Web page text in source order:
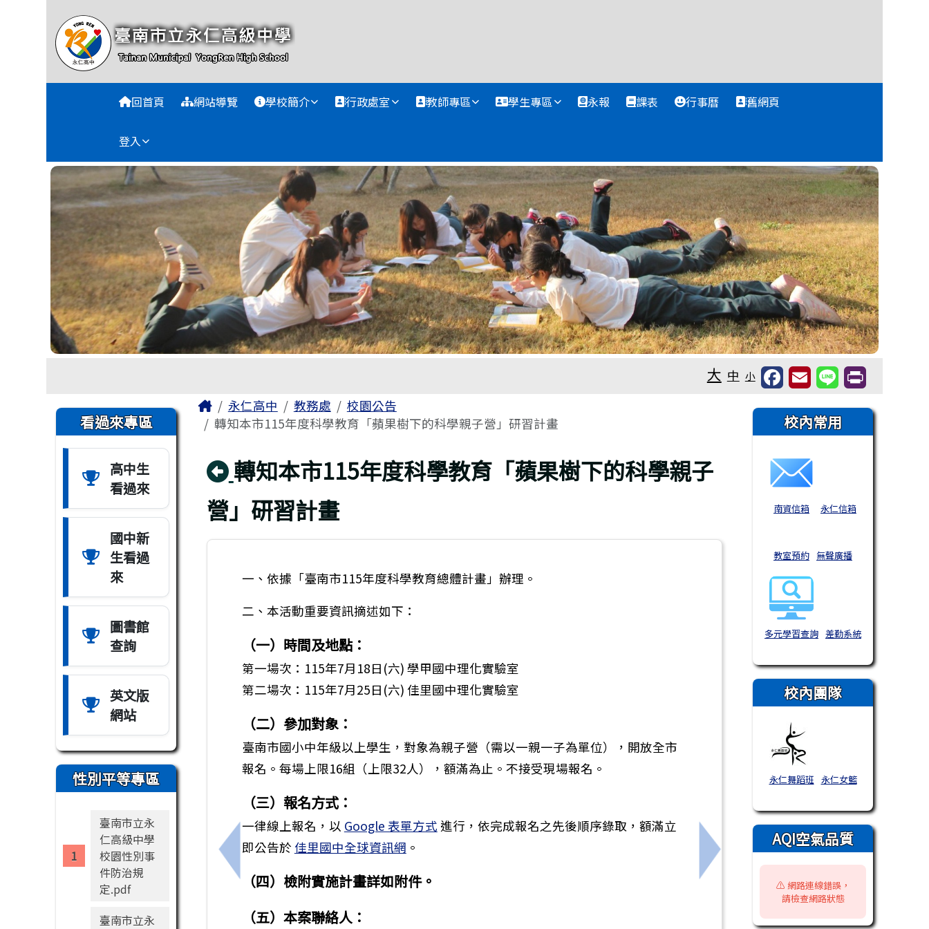
臺南市永仁高級中學全球資訊網
回首頁 網站導覽 學校簡介 行政處室 教師專區 學生專區 永報 課表 行事曆 舊網頁
登入
大 中 小
左邊區域內容
看過來專區
高中生
看過來
國中新
生看過
來
圖書館
查詢
英文版
網站
性別平等專區
臺南市立永
仁高級中學
校園性別事
件防治規
定.pdf
臺南市立永
主內容區域
Home永仁高中 教務處
校園公告
轉知本市115年度科學教育「蘋果樹下的科學親子營」研習計畫
回上頁
轉知本市115年度科學教育「蘋果樹下的科學親子
營」研習計畫
上一筆：財團法人中華民國心臟兒童基金會「心臟病童獎勵學金」辦法及相關資料
一、依據「臺南市115年度科學教育總體計畫」辦理。
二、本活動重要資訊摘述如下：
（一）時間及地點：
第一場次：115年7月18日(六) 學甲國中理化實驗室
第二場次：115年7月25日(六) 佳里國中理化實驗室
（二）參加對象：
臺南市國小中年級以上學生，對象為親子營（需以一親一子為單位），開放全市
報名。每場上限16組（上限32人），額滿為止。不接受現場報名。
（三）報名方式：
一律線上報名，以 Google 表單方式 進行，依完成報名之先後順序錄取，額滿立
即公告於 佳里國中全球資訊網 。
（四）檢附實施計畫詳如附件。
（五）本案聯絡人：
下一筆：轉知國立高雄師範大學辦理「
右邊區域內容
校內常用
南資信箱 永仁信箱
教室預約 無聲廣播
多元學習查詢 差勤系統
校內團隊
永仁舞蹈班 永仁女籃
AQI空氣品質
⚠️ 網路連線錯誤，
請檢查網路狀態
頁尾區域